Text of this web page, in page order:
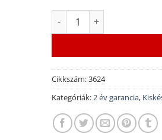
CASO Click&Power
Alternative:
Cikkszám:3624
Kategóriák: 2 év garancia,